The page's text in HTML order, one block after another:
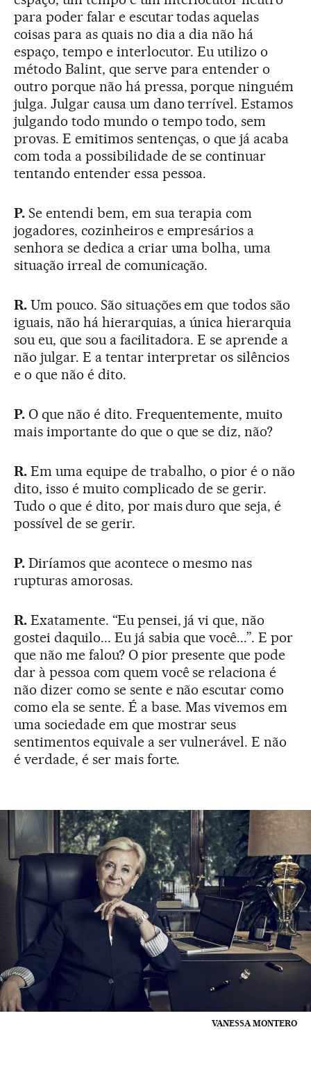
para poder falar e escutar todas aquelas
coisas para as quais no dia a dia não há
espaço, tempo e interlocutor. Eu utilizo o
método Balint, que serve para entender o
outro porque não há pressa, porque ninguém
julga. Julgar causa um dano terrível. Estamos
julgando todo mundo o tempo todo, sem
provas. E emitimos sentenças, o que já acaba
com toda a possibilidade de se continuar
tentando entender essa pessoa.
P.Se entendi bem, em sua terapia com
jogadores, cozinheiros e empresários a
senhora se dedica a criar uma bolha, uma
situação irreal de comunicação.
R.Um pouco. São situações em que todos são
iguais, não há hierarquias, a única hierarquia
sou eu, que sou a facilitadora. E se aprende a
não julgar. E a tentar interpretar os silêncios
e o que não é dito.
P.O que não é dito. Frequentemente, muito
mais importante do que o que se diz, não?
R.Em uma equipe de trabalho, o pior é o não
dito, isso é muito complicado de se gerir.
Tudo o que é dito, por mais duro que seja, é
possível de se gerir.
P.Diríamos que acontece o mesmo nas
rupturas amorosas.
R.Exatamente. “Eu pensei, já vi que, não
gostei daquilo... Eu já sabia que você...”. E por
que não me falou? O pior presente que pode
dar à pessoa com quem você se relaciona é
não dizer como se sente e não escutar como
como ela se sente. É a base. Mas vivemos em
uma sociedade em que mostrar seus
sentimentos equivale a ser vulnerável. E não
é verdade, é ser mais forte.
VANESSA MONTERO